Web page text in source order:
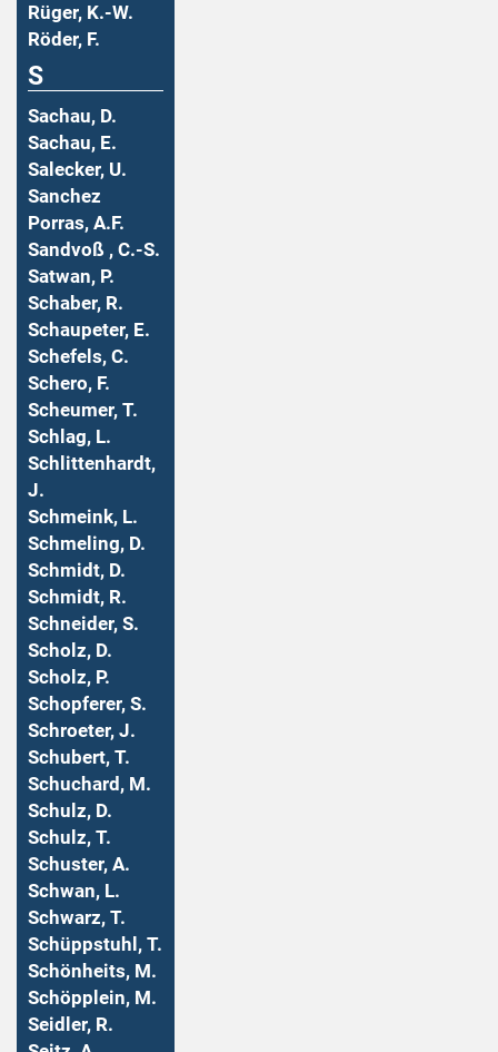
Rüger, K.-W.
Röder, F.
S
Sachau, D.
Sachau, E.
Salecker, U.
Sanchez
Porras, A.F.
Sandvoß , C.-S.
Satwan, P.
Schaber, R.
Schaupeter, E.
Schefels, C.
Schero, F.
Scheumer, T.
Schlag, L.
Schlittenhardt,
J.
Schmeink, L.
Schmeling, D.
Schmidt, D.
Schmidt, R.
Schneider, S.
Scholz, D.
Scholz, P.
Schopferer, S.
Schroeter, J.
Schubert, T.
Schuchard, M.
Schulz, D.
Schulz, T.
Schuster, A.
Schwan, L.
Schwarz, T.
Schüppstuhl, T.
Schönheits, M.
Schöpplein, M.
Seidler, R.